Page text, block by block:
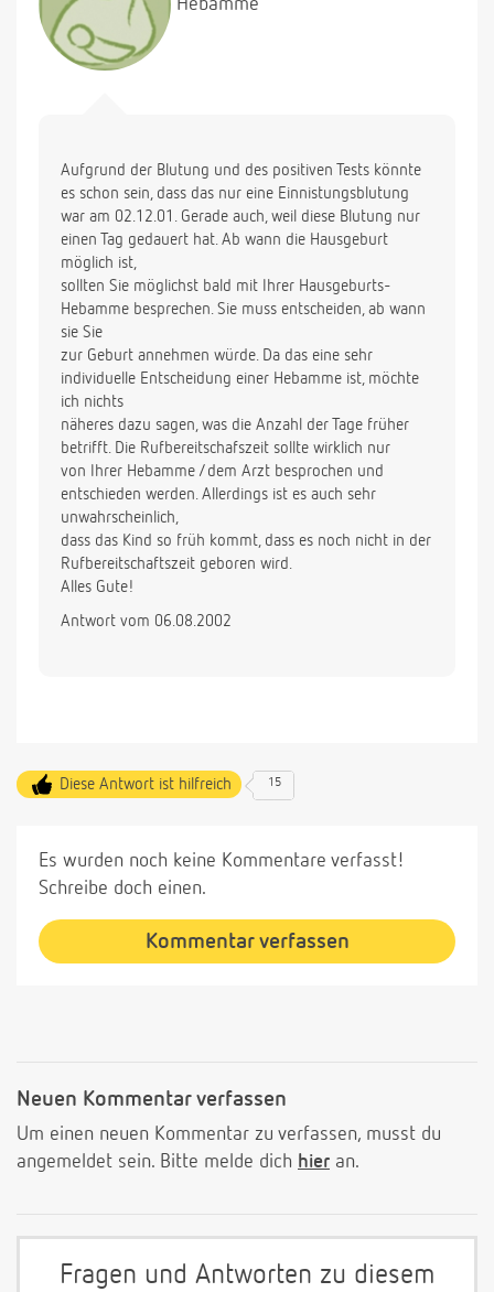
Hebamme
Aufgrund der Blutung und des positiven Tests könnte
es schon sein, dass das nur eine Einnistungsblutung
war am 02.12.01. Gerade auch, weil diese Blutung nur
einen Tag gedauert hat. Ab wann die Hausgeburt
möglich ist,
sollten Sie möglichst bald mit Ihrer Hausgeburts-
Hebamme besprechen. Sie muss entscheiden, ab wann
sie Sie
zur Geburt annehmen würde. Da das eine sehr
individuelle Entscheidung einer Hebamme ist, möchte
ich nichts
näheres dazu sagen, was die Anzahl der Tage früher
betrifft. Die Rufbereitschafszeit sollte wirklich nur
von Ihrer Hebamme /dem Arzt besprochen und
entschieden werden. Allerdings ist es auch sehr
unwahrscheinlich,
dass das Kind so früh kommt, dass es noch nicht in der
Rufbereitschaftszeit geboren wird.
Alles Gute!
Antwort vom 06.08.2002
Diese Antwort ist hilfreich 15
Es wurden noch keine Kommentare verfasst!
Schreibe doch einen.
Kommentar verfassen
Neuen Kommentar verfassen
Um einen neuen Kommentar zu verfassen, musst du
angemeldet sein. Bitte melde dich hier an.
Fragen und Antworten zu diesem